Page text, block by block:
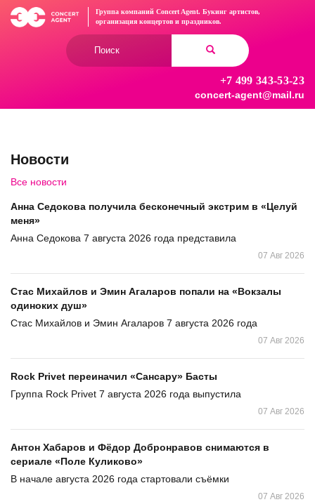
Перейти
Группа компаний Concert Agent. Букинг артистов,
организация концертов и праздников.
+7 499 343-53-23
concert-agent@mail.ru
Новости
Все новости
Анна Седокова получила бесконечный экстрим в «Целуй
меня»
Анна Седокова 7 августа 2026 года представила
07 Авг 2026
Стас Михайлов и Эмин Агаларов попали на «Вокзалы
одиноких душ»
Стас Михайлов и Эмин Агаларов 7 августа 2026 года
07 Авг 2026
Rock Privet переиначил «Сансару» Басты
Группа Rock Privet 7 августа 2026 года выпустила
07 Авг 2026
Антон Хабаров и Фёдор Добронравов снимаются в
сериале «Поле Куликово»
В начале августа 2026 года стартовали съёмки
07 Авг 2026